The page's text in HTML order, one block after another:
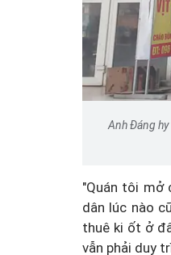
Anh Đáng
"Quán tôi mở
dân lúc nào
thuê ki ốt ở
vẫn phải duy